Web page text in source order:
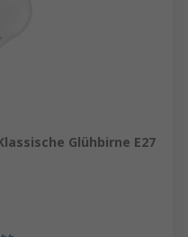
Glühbirne E27